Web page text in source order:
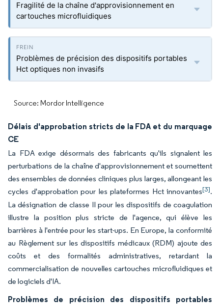
Fragilité de la chaîne d'approvisionnement en
cartouches microfluidiques
Problèmes de précision des dispositifs portables
Hct optiques non invasifs
Source: Mordor Intelligence
Délais d'approbation stricts de la FDA et du marquage
CE
La FDA exige désormais des fabricants qu'ils signalent les
perturbations de la chaîne d'approvisionnement et soumettent
des ensembles de données cliniques plus larges, allongeant les
cycles d'approbation pour les plateformes Hct innovantes[3].
La désignation de classe II pour les dispositifs de coagulation
illustre la position plus stricte de l'agence, qui élève les
barrières à l'entrée pour les start-ups. En Europe, la conformité
au Règlement sur les dispositifs médicaux (RDM) ajoute des
coûts et des formalités administratives, retardant la
commercialisation de nouvelles cartouches microfluidiques et
de logiciels d'IA.
Problèmes de précision des dispositifs portables